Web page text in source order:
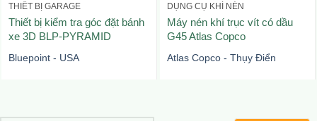
THIẾT BỊ GARAGE
Thiết bị kiểm tra góc đặt bánh
xe 3D BLP-PYRAMID
Bluepoint - USA
DỤNG CỤ KHÍ NÉN
Máy nén khí trục vít có dầu
G45 Atlas Copco
Atlas Copco - Thụy Điển